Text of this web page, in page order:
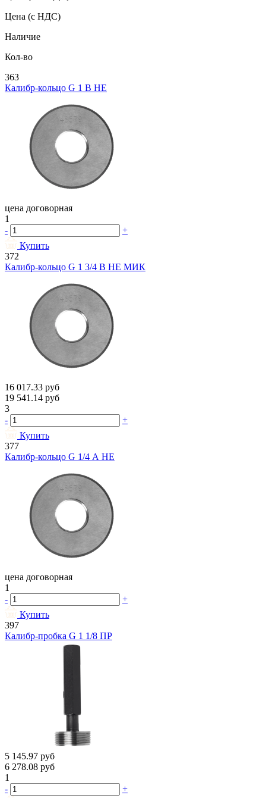
Цена (с НДС)
Наличие
Кол-во
363
Калибр-кольцо G 1 В НЕ
цена договорная
1
-
+
Купить
372
Калибр-кольцо G 1 3/4 В НЕ МИК
16 017.33 руб
19 541.14 руб
3
-
+
Купить
377
Калибр-кольцо G 1/4 А НЕ
цена договорная
1
-
+
Купить
397
Калибр-пробка G 1 1/8 ПР
5 145.97 руб
6 278.08 руб
1
-
+